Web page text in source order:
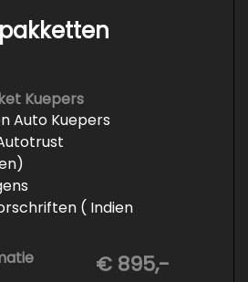
Kuepers
Auto Kuepers
( Indien
maanden APK
mm banden profiel
€ 895,-